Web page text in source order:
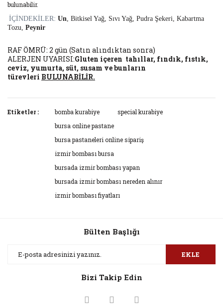
bulunabilir.
İÇİNDEKİLER: Un, Bitkisel Yağ, Sıvı Yağ, Pudra Şekeri, Kabartma
Tozu, Peynir
RAF ÖMRÜ: 2 gün (Satın alındıktan sonra)
ALERJEN UYARISI:Gluten içeren tahıllar, fındık, fıstık,
ceviz, yumurta, süt, susam ve bunların
türevleri BULUNABİLİR.
Bu ürüne ilk yorumu siz yapın!
konularda yetersiz gördüğünüz noktaları öneri formunu
Görüş ve önerileriniz için teşekkür ederiz.
Ürün resmi kalitesiz, bozuk veya görüntülenemiyor.
Ürün açıklamasında eksik bilgiler bulunuyor.
Ürün bilgilerinde hatalar bulunuyor.
Ürün fiyatı diğer sitelerden daha pahalı.
Gönder
Etiketler : bomba kurabiye
special kurabiye
bursa online pastane
bursa pastaneleri online sipariş
izmir bombası bursa
bursada izmir bombası yapan
bursada izmir bombası nereden alınır
izmir bombası fiyatları
Bülten Başlığı
EKLE
Bizi Takip Edin